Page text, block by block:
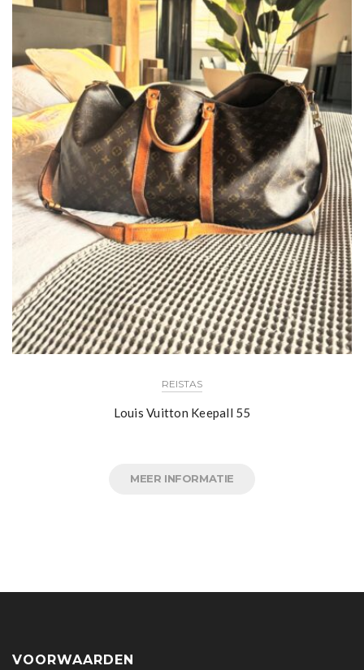
REISTAS
Louis Vuitton Keepall 55
MEER INFORMATIE
VOORWAARDEN